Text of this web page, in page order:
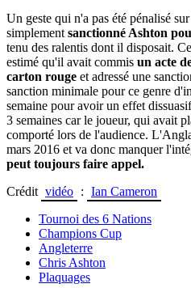
Un geste qui n'a pas été pénalisé
simplement sanctionné Ashton
tenu des ralentis dont il disposait.
estimé qu'il avait commis un acte
carton rouge et adressé une
sanction minimale pour ce genre
semaine pour avoir un effet
3 semaines car le joueur, qui avait
comporté lors de l'audience.
mars 2016 et va donc manquer
peut toujours faire appel.
Crédit vidéo : Ian Cameron
Tournoi des 6 Nations
Champions Cup
Angleterre
Chris Ashton
Plaquages